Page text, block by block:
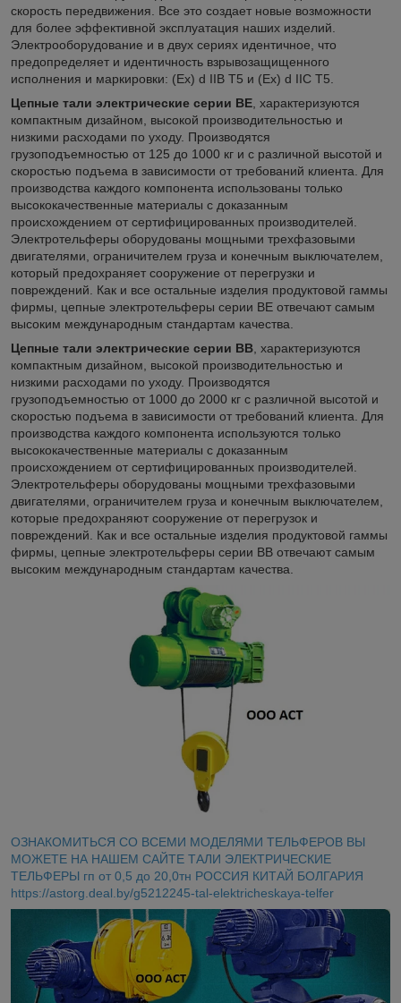
скорость передвижения. Все это создает новые возможности
для более эффективной эксплуатация наших изделий.
Электрооборудование и в двух сериях идентичное, что
предопределяет и идентичность взрывозащищенного
исполнения и маркировки: (Ех) d IIB T5 и (Ех) d IIC T5.
Цепные тали электрические серии ВЕ , характеризуются
компактным дизайном, высокой производительностью и
низкими расходами по уходу. Производятся
грузоподъемностью от 125 до 1000 кг и с различной высотой и
скоростью подъема в зависимости от требований клиента. Для
производства каждого компонента использованы только
высококачественные материалы с доказанным
происхождением от сертифицированных производителей.
Электротельферы оборудованы мощными трехфазовыми
двигателями, ограничителем груза и конечным выключателем,
который предохраняет сооружение от перегрузки и
повреждений. Как и все остальные изделия продуктовой гаммы
фирмы, цепные электротельферы серии ВЕ отвечают самым
высоким международным стандартам качества.
Цепные тали электрические серии ВB , характеризуются
компактным дизайном, высокой производительностью и
низкими расходами по уходу. Производятся
грузоподъемностью от 1000 до 2000 кг с различной высотой и
скоростью подъема в зависимости от требований клиента. Для
производства каждого компонента используются только
высококачественные материалы с доказанным
происхождением от сертифицированных производителей.
Электротельферы оборудованы мощными трехфазовыми
двигателями, ограничителем груза и конечным выключателем,
которые предохраняют сооружение от перегрузок и
повреждений. Как и все остальные изделия продуктовой гаммы
фирмы, цепные электротельферы серии ВB отвечают самым
высоким международным стандартам качества.
ОЗНАКОМИТЬСЯ СО ВСЕМИ МОДЕЛЯМИ ТЕЛЬФЕРОВ ВЫ
МОЖЕТЕ НА НАШЕМ САЙТЕ ТАЛИ ЭЛЕКТРИЧЕСКИЕ
ТЕЛЬФЕРЫ гп от 0,5 до 20,0тн РОССИЯ КИТАЙ БОЛГАРИЯ
https://astorg.deal.by/g5212245-tal-elektricheskaya-telfer